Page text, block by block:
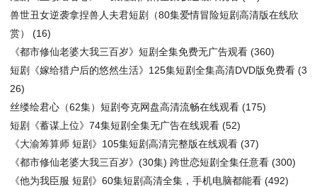
兽世丑女逆袭拿捏兽人夫君短剧（80集爱情冒险短剧高清版在线欣
赏）
(16)
《都市修仙老婆大我三百岁》短剧全集免费无广告观看 (360)
短剧《嫁给猎户后的悠然生活》125集短剧全集高清DVD版免费看 (3
26)
丝缕绘君心（62集）短剧夸克网盘高清流畅在线观看 (175)
短剧《蓄谋上位》74集短剧全集无广告在线观看 (52)
《大渝筹算师 短剧》105集短剧高清完整版在线观看 (37)
《都市修仙老婆大我三百岁》(30集) 跨世恋短剧全集任意看 (300)
《他为我臣服 短剧》60集短剧高清全集，手机电脑都能看 (492)